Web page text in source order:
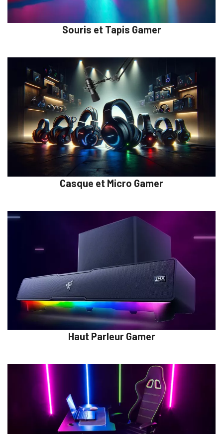
Souris et Tapis Gamer
Casque et Micro Gamer
Haut Parleur Gamer